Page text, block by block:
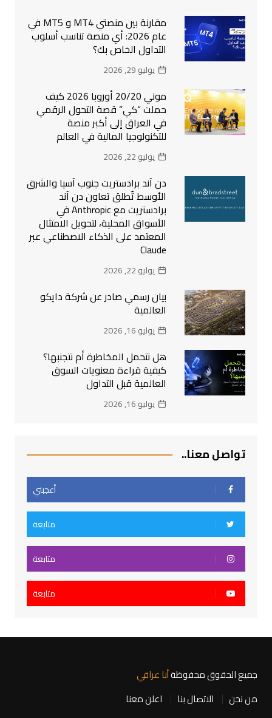
مقارنة بين منصتي MT4 و MT5 في
عام 2026: أي منصة تناسب أسلوب
التداول الخاص بك؟
يوليو 29, 2026
موني 20/20 أوروبا 2026 كيف
حملت “كي” قصة التحول الرقمي
في العراق إلى أكبر منصة
للتكنولوجيا المالية في العالم
يوليو 22, 2026
دن آند برادستريت جنوب آسيا والشرق
الأوسط تُطلق تعاون دن آند
برادستريت مع Anthropic في
الأسواق المحلية، لتحويل الامتثال
المعتمد على الذكاء الاصطناعي عبر
Claude
يوليو 22, 2026
بيان رسمي صادر عن شركة دايكو
العالمية
يوليو 16, 2026
هل نتحمل المخاطرة أم نتجنبها؟
كيفية قراءة معنويات السوق
العالمية قبل التداول
يوليو 16, 2026
تواصل معنا..
أعجبني
متابعة
متابعة
متابعة
جميع الحقوق محفوظةأنا عراقي
من نحن
الاتصال بنا اعلن معنا